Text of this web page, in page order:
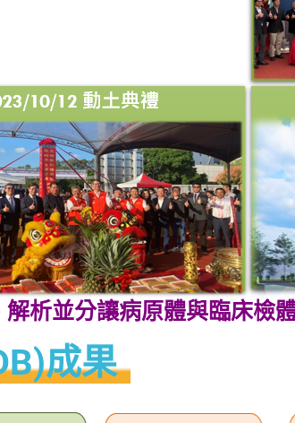
析並分讓病原體與臨床檢
成果